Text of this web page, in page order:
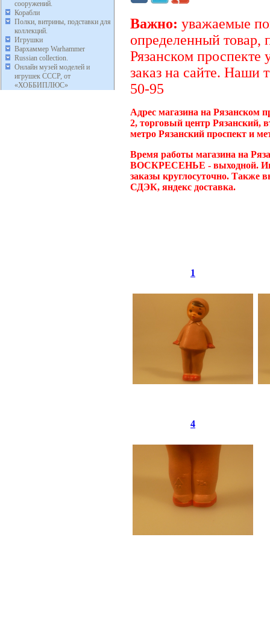
сооружений.
Корабли
Полки, витрины, подставки для
коллекций.
Игрушки
Вархаммер Warhammer
Russian collection.
Онлайн музей моделей и
игрушек СССР, от
«ХОББИПЛЮС»
Важно: уважаемые
определенный товар,
Рязанском проспекте
заказ на сайте. Наши
50-95
Адрес магазина на Рязанском
2, торговый центр Рязанский,
метро Рязанский проспект и
Время работы магазина на
ВОСКРЕСЕНЬЕ - выходной.
заказы круглосуточно. Также
СДЭК, яндекс доставка.
1
4